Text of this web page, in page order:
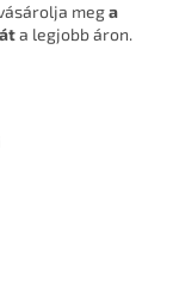
mega
a legjobb áron.